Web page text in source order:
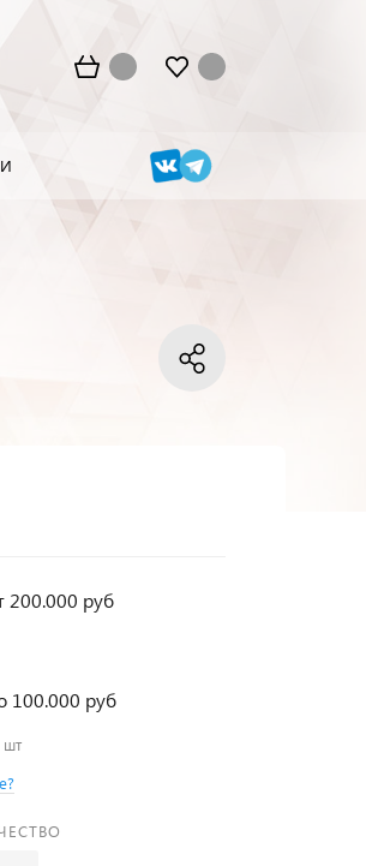
200.000 руб
100.000 руб
шт